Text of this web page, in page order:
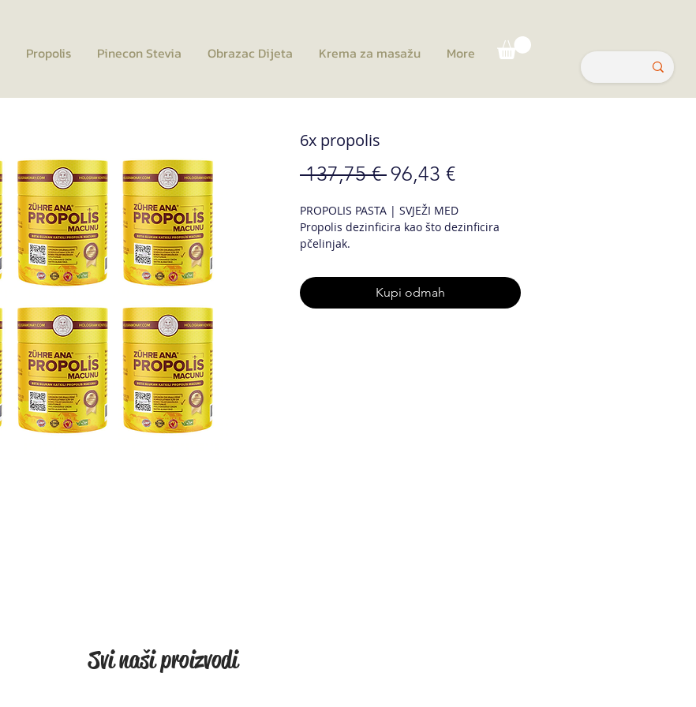
Propolis Pinecon Stevia Obrazac Dijeta Krema za masažu More
6x propolis
137,75 € Redovna
cijena
96,43 €Cijena
popustom
PROPOLIS PASTA | SVJEŽI MED
Propolis dezinficira kao što dezinficira
pčelinjak.
100% prirodni antibakterijski /
antivirusni. Pruža snažnu podršku
imunološkom sustavu. Jača imunitet.
Kupi odmah
Svi naši proizvodi